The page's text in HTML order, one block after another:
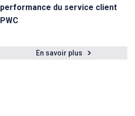
performance du service client
PWC
En savoir plus